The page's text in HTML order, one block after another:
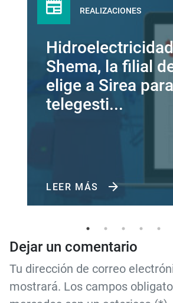
REALIZACIONES
Shema, la filial
elige a Sirea
telegesti...
LEER MÁS
Dejar un comentario
Tu dirección de correo
mostrará. Los campos